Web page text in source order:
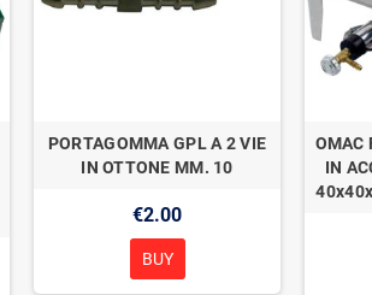
PORTAGOMMA GPL A 2 VIE
IN OTTONE MM. 10
€2.00
BUY
OMAC
IN